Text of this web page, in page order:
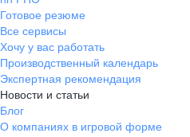
Готовое резюме
Все сервисы
Хочу у вас работать
Производственный календарь
Экспертная рекомендация
Новости и статьи
Блог
О компаниях в игровой форме